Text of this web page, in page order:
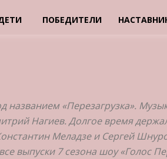
ПОБЕДИТЕЛИ
названием «Перезагрузка».
Нагиев. Долгое время
Меладзе и Сергей
выпуски 7 сезона шоу «Голос